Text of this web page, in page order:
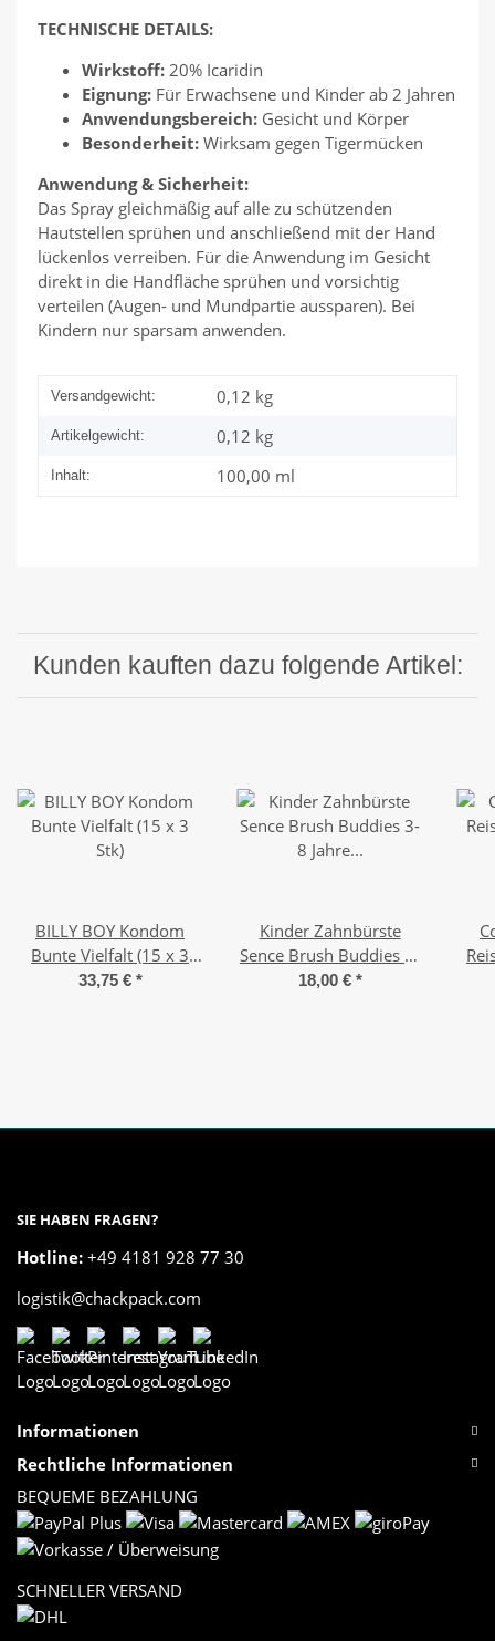
TECHNISCHE DETAILS:
Wirkstoff:20% Icaridin
Eignung:Für Erwachsene und Kinder ab 2 Jahren
Anwendungsbereich:Gesicht und Körper
Besonderheit:Wirksam gegen Tigermücken
Anwendung & Sicherheit:
Das Spray gleichmäßig auf alle zu schützenden
Hautstellen sprühen und anschließend mit der Hand
lückenlos verreiben. Für die Anwendung im Gesicht
direkt in die Handfläche sprühen und vorsichtig
verteilen (Augen- und Mundpartie aussparen). Bei
Kindern nur sparsam anwenden.
Versandgewicht: 0,12 kg
Artikelgewicht: 0,12 kg
Inhalt: 100,00 ml
Kunden kauften dazu folgende Artikel:
BILLY BOY Kondom
Bunte Vielfalt (15 x 3
Stk)
33,75 € *
Kinder Zahnbürste
Sence Brush Buddies 3-
8 Jahre weich (12 x)
18,00 € *
SIE HABEN FRAGEN?
Hotline: +49 4181 928 77 30
logistik@chackpack.com
Informationen
Rechtliche Informationen
BEQUEME BEZAHLUNG
SCHNELLER VERSAND